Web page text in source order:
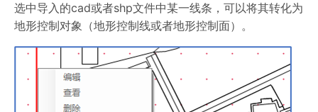
选中导入的cad或者shp文件中某一线条，可以将其转化为
地形控制对象（地形控制线或者地形控制面）。